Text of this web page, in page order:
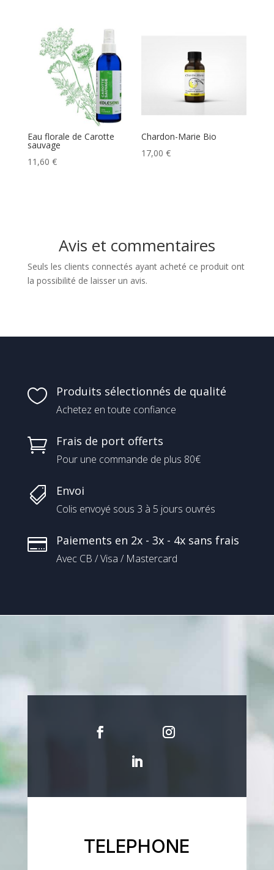
9,00 €
19,50 €
Eau florale de Carotte
sauvage
11,60 €
Chardon-Marie Bio
17,00€
Avis et commentaires
Seuls les clients connectés ayant acheté ce produit ont
la possibilité de laisser un avis.
 Produits sélectionnés de qualité
Achetez en toute confiance
 Frais de port offerts
Pour une commande de plus 80€
 Envoi
Colis envoyé sous 3 à 5 jours ouvrés
 Paiements en 2x - 3x - 4x sans frais
Avec CB / Visa / Mastercard
TELEPHONE